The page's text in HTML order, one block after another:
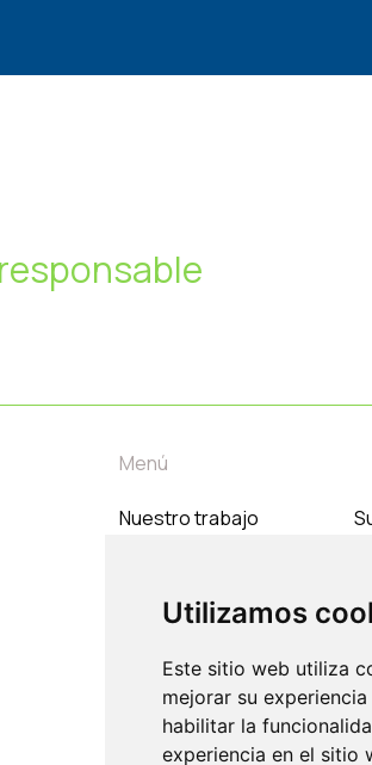
Utilizamos
Este sitio web utiliza
mejorar su
habilitar la
experiencia en el sitio
Menú
Nuestro trabajo
Nosotros